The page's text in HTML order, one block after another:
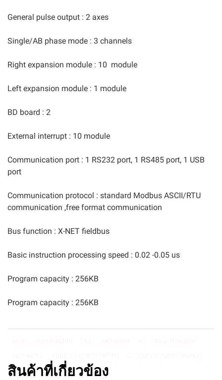
General pulse output : 2 axes
Single/AB phase mode : 3 channels
Right expansion module : 10 module
Left expansion module : 1 module
BD board : 2
External interrupt : 10 module
Communication port : 1 RS232 port, 1 RS485 port, 1 USB
port
Communication protocol : standard Modbus ASCII/RTU
communication ,free format communication
Bus function : X-NET fieldbus
Basic instruction processing speed : 0.02 -0.05 us
Program capacity : 256KB
Program capacity : 256KB
สินค้าที่เกี่ยวข้อง